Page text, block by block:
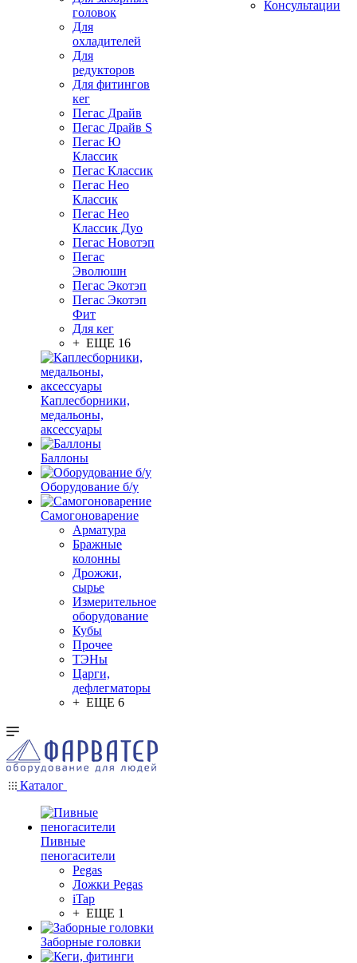
головок
Для
охладителей
Для
редукторов
Для фитингов
кег
Пегас Драйв
Пегас Драйв S
Пегас Ю
Классик
Пегас Классик
Пегас Нео
Классик
Пегас Нео
Классик Дуо
Пегас Новотэп
Пегас
Эволюшн
Пегас Экотэп
Пегас Экотэп
Фит
Для кег
+ ЕЩЕ 16
Каплесборники,
медальоны,
аксессуары
Баллоны
Оборудование б/у
Самогоноварение
Арматура
Бражные
колонны
Дрожжи,
сырье
Измерительное
оборудование
Кубы
Прочее
ТЭНы
Царги,
дефлегматоры
+ ЕЩЕ 6
Консультации
Каталог
Пивные
пеногасители
Pegas
Ложки Pegas
iTap
+ ЕЩЕ 1
Заборные головки